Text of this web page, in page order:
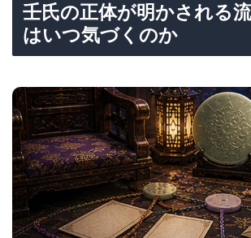
壬氏の正体が明かされる
はいつ気づくのか